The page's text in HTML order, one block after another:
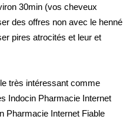
30min (vos cheveux
des offres non avec le henné
pires atrocités et leur et
très intéressant comme
Indocin Pharmacie Internet
Pharmacie Internet Fiable